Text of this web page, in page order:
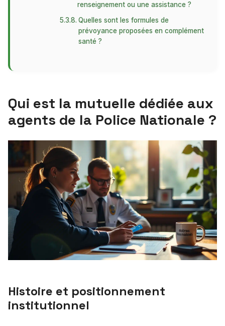
renseignement ou une assistance ?
Quelles sont les formules de
prévoyance proposées en complément
santé ?
Qui est la mutuelle dédiée aux
agents de la Police Nationale ?
Histoire et positionnement
institutionnel